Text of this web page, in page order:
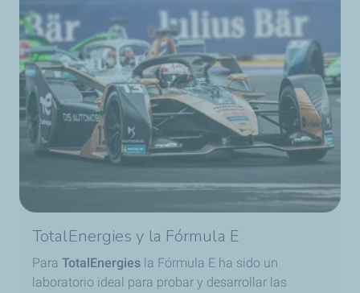
TotalEnergies y la Fórmula E
Para TotalEnergies la Fórmula E ha sido un
laboratorio ideal para probar y desarrollar las